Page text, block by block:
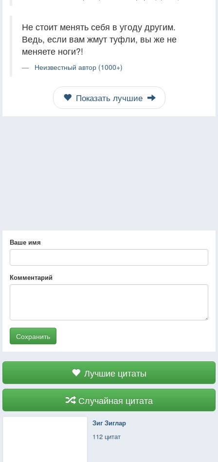
Не стоит менять себя в угоду другим.
Ведь, если вам жмут туфли, вы же не
меняете ноги?!
Неизвестный автор (1000+)
Показать лучшие
Ваше имя
Комментарий
Сохранить
Лучшие цитаты
Случайная цитата
Зиг Зиглар
112 цитат